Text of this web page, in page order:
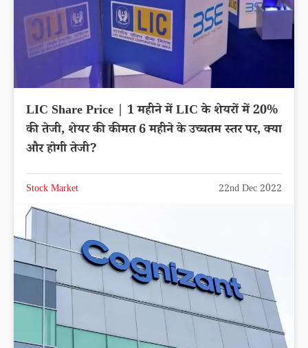
LIC Share Price | 1 महीने में LIC के शेयरों में 20%
की तेजी, शेयर की कीमत 6 महीने के उच्चतम स्तर पर, क्या
और होगी तेजी?
Stock Market 22nd Dec 2022